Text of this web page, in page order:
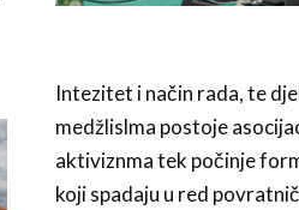
Intezitet i način rada, te
medžlislma postoje
aktiviznma tek počinje
koji spadaju u red